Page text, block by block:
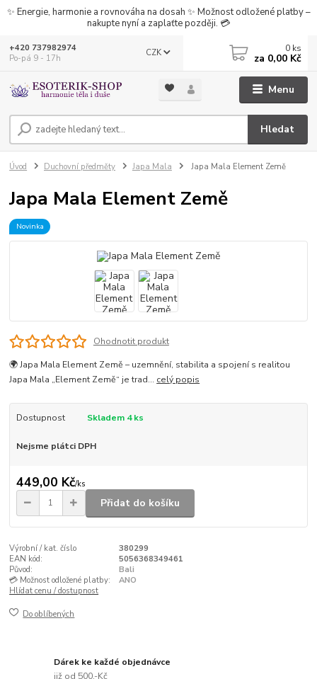
✨ Energie, harmonie a rovnováha na dosah ✨ Možnost odložené platby –
nakupte nyní a zaplaťte později. 💳
Menu
CZK
Hledat
+420 737982974
Po-pá 9 - 17h
0 ks
za 0,00 Kč
Úvod Duchovní předměty Japa Mala Japa Mala Element Země
Japa Mala Element Země
Novinka
Ohodnotit produkt
🌍 Japa Mala Element Země – uzemnění, stabilita a spojení s realitou
Japa Mala „Element Země“ je trad... celý popis
Dostupnost Skladem 4 ks
Nejsme plátci DPH
449,00 Kč/ks
Přidat do košíku
Výrobní / kat. číslo
380299
EAN kód:
5056368349461
Původ:
Bali
💳 Možnost odložené platby:
ANO
Hlídat cenu / dostupnost
Do oblíbených
Dárek ke každé objednávce
již od 500,-Kč